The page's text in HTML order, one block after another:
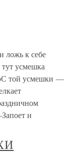
к себе
усмешка
той усмешки —
и